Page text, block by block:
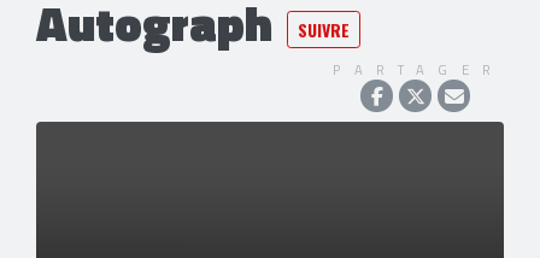
Autograph SUIVRE
PARTAGER